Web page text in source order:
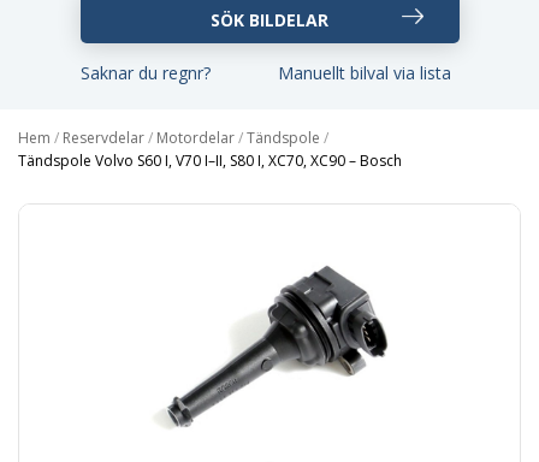
Saknar du regnr? Manuellt bilval via lista
Hem / Reservdelar/ Motordelar/Tändspole /
Tändspole Volvo S60 I, V70 I–II, S80 I, XC70, XC90 – Bosch